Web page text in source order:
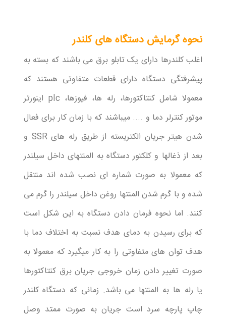
نحوه گرمایش دستگاه های کلندر
اغلب کلندرها دارای یک تابلو برق می باشند که بسته به
پیشرفتگی دستگاه دارای قطعات متفاوتی هستند که
معمولا شامل کنتاکتورها، رله ها، فیوزها، plc اینورتر
موتور کنترلر دما و .... میباشند که با زمان کار برای فعال
شدن هیتر جریان الکتریسته از طریق رله های SSR و
بعد از ذغالها و کلکتور دستگاه به المنتهای داخل سیلندر
که معمولا به صورت شماره ای نصب شده اند منتقل
شده و با گرم شدن المنتها روغن داخل سیلندر را گرم می
کنند. اما نحوه فرمان دادن دستگاه به این شکل است
که برای رسیدن به دمای هدف نسبت به اختلاف دما با
هدف توان های متفاوتی را به کار میگیرد که معمولا به
صورت تغییر دادن زمان خروجی جریان برق کنتاکتورها
یا رله ها به المنتها می باشد. زمانی که دستگاه کلندر
چاپ پارچه سرد است جریان به صورت ممتد وصل